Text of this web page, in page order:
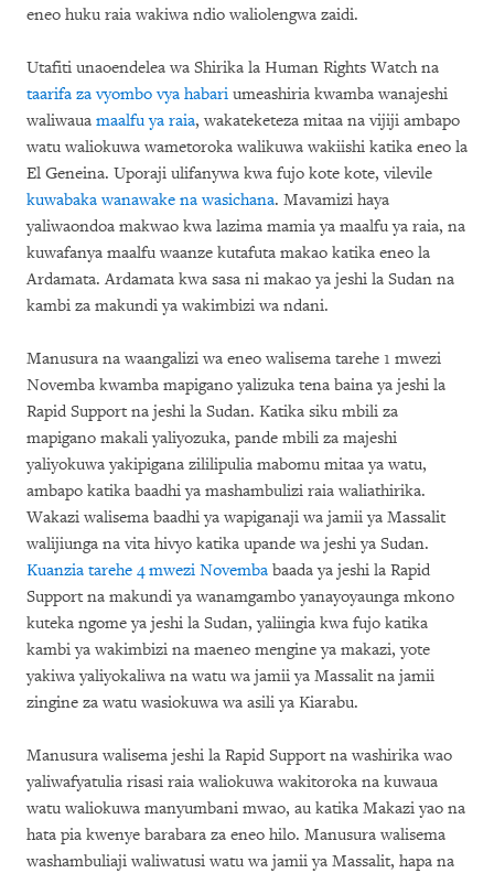
eneo huku raia wakiwa ndio waliolengwa zaidi.
Utafiti unaoendelea wa Shirika la Human Rights Watch na
taarifa za vyombo vya habari umeashiria kwamba wanajeshi
waliwaua maalfu ya raia, wakateketeza mitaa na vijiji ambapo
watu waliokuwa wametoroka walikuwa wakiishi katika eneo la
El Geneina. Uporaji ulifanywa kwa fujo kote kote, vilevile
kuwabaka wanawake na wasichana. Mavamizi haya
yaliwaondoa makwao kwa lazima mamia ya maalfu ya raia, na
kuwafanya maalfu waanze kutafuta makao katika eneo la
Ardamata. Ardamata kwa sasa ni makao ya jeshi la Sudan na
kambi za makundi ya wakimbizi wa ndani.
Manusura na waangalizi wa eneo walisema tarehe 1 mwezi
Novemba kwamba mapigano yalizuka tena baina ya jeshi la
Rapid Support na jeshi la Sudan. Katika siku mbili za
mapigano makali yaliyozuka, pande mbili za majeshi
yaliyokuwa yakipigana zililipulia mabomu mitaa ya watu,
ambapo katika baadhi ya mashambulizi raia waliathirika.
Wakazi walisema baadhi ya wapiganaji wa jamii ya Massalit
walijiunga na vita hivyo katika upande wa jeshi ya Sudan.
Kuanzia tarehe 4 mwezi Novemba baada ya jeshi la Rapid
Support na makundi ya wanamgambo yanayoyaunga mkono
kuteka ngome ya jeshi la Sudan, yaliingia kwa fujo katika
kambi ya wakimbizi na maeneo mengine ya makazi, yote
yakiwa yaliyokaliwa na watu wa jamii ya Massalit na jamii
zingine za watu wasiokuwa wa asili ya Kiarabu.
Manusura walisema jeshi la Rapid Support na washirika wao
yaliwafyatulia risasi raia waliokuwa wakitoroka na kuwaua
watu waliokuwa manyumbani mwao, au katika Makazi yao na
hata pia kwenye barabara za eneo hilo. Manusura walisema
washambuliaji waliwatusi watu wa jamii ya Massalit, hapa na